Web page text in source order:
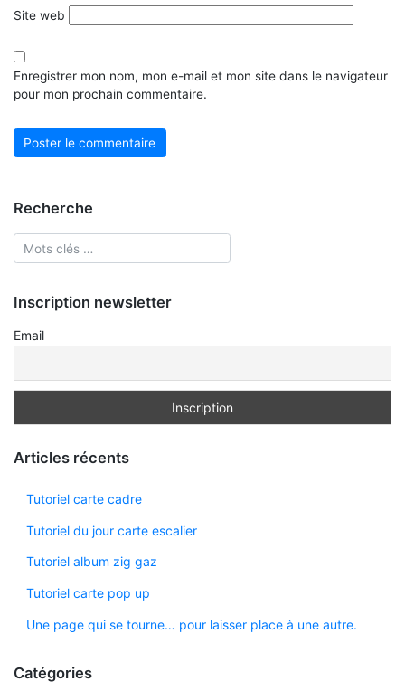
Site web
Enregistrer mon nom, mon e-mail et mon site dans le navigateur
pour mon prochain commentaire.
Recherche
Inscription newsletter
Email
Articles récents
Tutoriel carte cadre
Tutoriel du jour carte escalier
Tutoriel album zig gaz
Tutoriel carte pop up
Une page qui se tourne… pour laisser place à une autre.
Catégories